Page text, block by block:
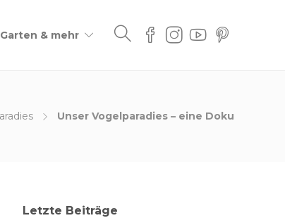
Garten & mehr
Unser Vogelparadies – eine Doku
Letzte Beiträge